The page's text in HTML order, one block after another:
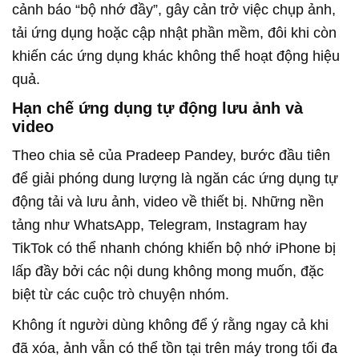
cảnh báo “bộ nhớ đầy”, gây cản trở việc chụp ảnh,
tải ứng dụng hoặc cập nhật phần mềm, đôi khi còn
khiến các ứng dụng khác không thể hoạt động hiệu
quả.
Hạn chế ứng dụng tự động lưu ảnh và
video
Theo chia sẻ của Pradeep Pandey, bước đầu tiên
để giải phóng dung lượng là ngăn các ứng dụng tự
động tải và lưu ảnh, video về thiết bị. Những nền
tảng như WhatsApp, Telegram, Instagram hay
TikTok có thể nhanh chóng khiến bộ nhớ iPhone bị
lấp đầy bởi các nội dung không mong muốn, đặc
biệt từ các cuộc trò chuyện nhóm.
Không ít người dùng không để ý rằng ngay cả khi
đã xóa, ảnh vẫn có thể tồn tại trên máy trong tối đa